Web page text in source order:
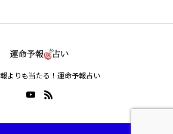
よりも当たる！運命予報占い